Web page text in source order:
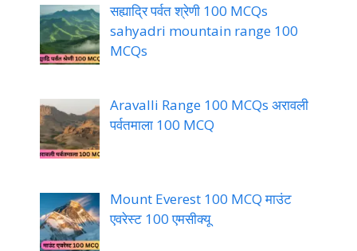
सह्याद्रि पर्वत श्रेणी 100 MCQs
sahyadri mountain range 100
MCQs
Aravalli Range 100 MCQs अरावली
पर्वतमाला 100 MCQ
Mount Everest 100 MCQ माउंट
एवरेस्ट 100 एमसीक्यू